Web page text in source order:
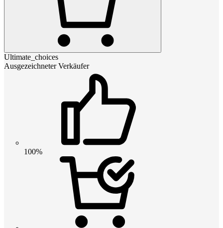
Ultimate_choices
Ausgezeichneter Verkäufer
100%